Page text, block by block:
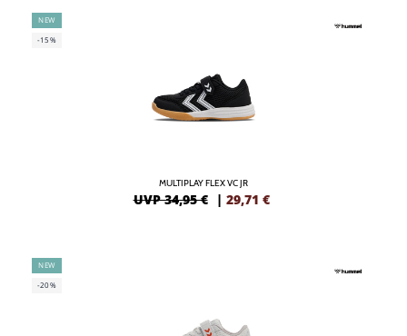
NEW
-15%
MULTIPLAY FLEX VC JR
UVP 34,95 € | 29,71 €
NEW
-20%